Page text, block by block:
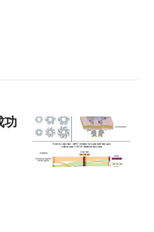
在实验室环境下引导人